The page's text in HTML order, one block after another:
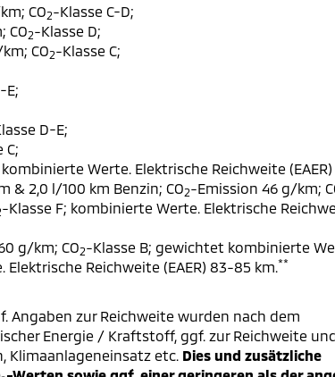
CO2-Klasse C-D;
CO2-Klasse D;
CO2-Klasse C;
E;
D-E;
C;
Werte. Elektrische Reichweite (EAER)
& 2,0 l/100 km Benzin; CO2-Emission 46 g/km;
-Klasse F; kombinierte Werte. Elektrische
g/km; CO2-Klasse B; gewichtet kombinierte
Reichweite (EAER) 83-85 km.**
Angaben zur Reichweite wurden nach dem
Energie / Kraftstoff, ggf. zur Reichweite und
Klimaanlageneinsatz etc. Dies und zusätzliche